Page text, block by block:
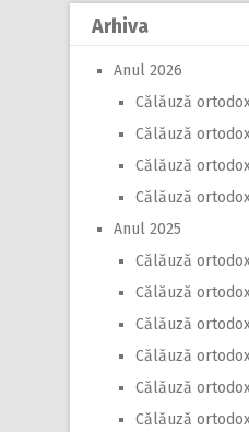
Arhiva
Anul 2026
Călăuză
Călăuză
Călăuză
Călăuză
Anul 2025
Călăuză
Călăuză
Călăuză
Călăuză
Călăuză
Călăuză